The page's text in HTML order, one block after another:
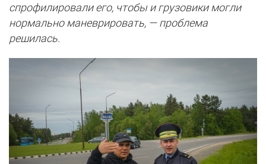
спрофилировали его, чтобы и грузовики могли
нормально маневрировать, — проблема
решилась.